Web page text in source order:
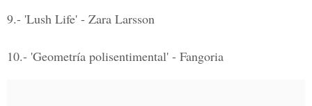
9.- 'Lush Life' - Zara Larsson
10.- 'Geometría polisentimental' - Fangoria